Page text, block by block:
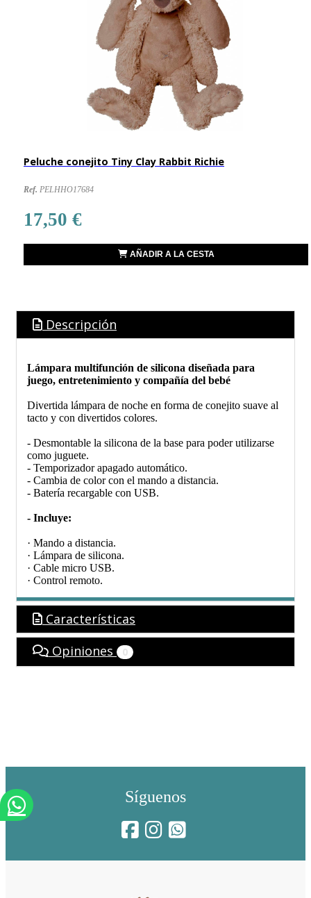
Peluche conejito Tiny Clay Rabbit Richie
Ref. PELHHO17684
17,50 €
AÑADIR A LA CESTA
Descripción
Lámpara multifunción de silicona diseñada para
juego, entretenimiento y compañía del bebé
Divertida lámpara de noche en forma de conejito suave al
tacto y con divertidos colores.
- Desmontable la silicona de la base para poder utilizarse
como juguete.
- Temporizador apagado automático.
- Cambia de color con el mando a distancia.
- Batería recargable con USB.
- Incluye:
· Mando a distancia.
· Lámpara de silicona.
· Cable micro USB.
· Control remoto.
Características
Opiniones
0
Síguenos